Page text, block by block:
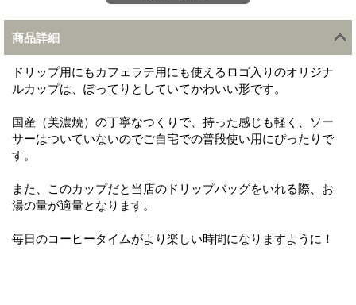
商品詳細
ドリップ用にもカフェラテ用にも使えるロゴ入りのオリジナ
ルカップは、ぽってりとしていてかわいい形です。
国産（美濃焼）の丁寧なつくりで、持った感じも軽く、ソー
サーはついていないのでご自宅での普段使い用にぴったりで
す。
また、このカップだと当店のドリップバッグをいれる際、お
湯の量が適量となります。
毎日のコーヒータイムがより楽しい時間になりますように！